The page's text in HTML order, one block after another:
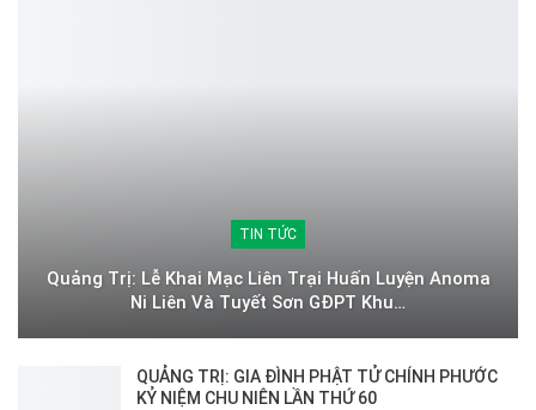
TIN TỨC
Quảng Trị: Lễ Khai Mạc Liên Trại Huấn Luyện Anoma
Ni Liên Và Tuyết Sơn GĐPT Khu…
QUẢNG TRỊ: GIA ĐÌNH PHẬT TỬ CHÍNH PHƯỚC
KỶ NIỆM CHU NIÊN LẦN THỨ 60